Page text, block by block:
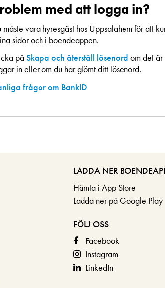
med att logga in?
måste vara hyresgäst hos Uppsalahem för att
sidor och i boendeappen.
påSkapa och återställ lösenord om det är
in eller om du har glömt ditt lösenord.
frågor om BankID
LADDA NER
Hämta i App Store
Ladda ner på Google Play
FÖLJ OSS
Facebook
Instagram
LinkedIn